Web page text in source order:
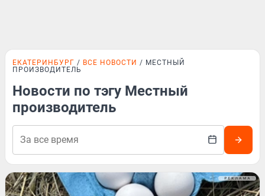
ЕКАТЕРИНБУРГ ВСЕ НОВОСТИ
МЕСТНЫЙ
ПРОИЗВОДИТЕЛЬ
Новости по тэгу Местный
производитель